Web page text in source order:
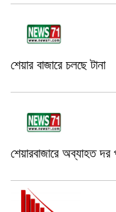
শেয়ার বাজারে চলছে টানা
শেয়ারবাজারে অব্যাহত দর